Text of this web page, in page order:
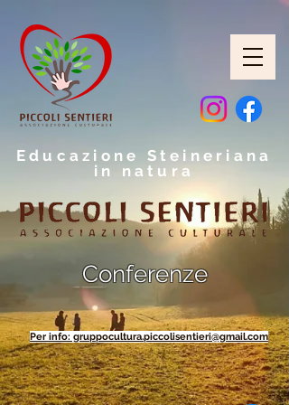
Educazione Steineriana
in natura
Conferenze
Per info: gruppocultura.piccolisentieri@gmail.com